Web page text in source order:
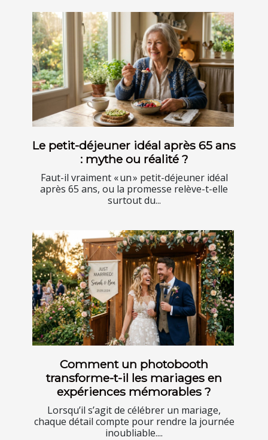
Le petit-déjeuner idéal après 65 ans
: mythe ou réalité ?
Faut-il vraiment « un » petit-déjeuner idéal
après 65 ans, ou la promesse relève-t-elle
surtout du...
Comment un photobooth
transforme-t-il les mariages en
expériences mémorables ?
Lorsqu’il s’agit de célébrer un mariage,
chaque détail compte pour rendre la journée
inoubliable....